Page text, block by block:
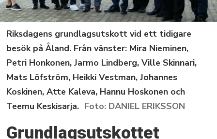
Riksdagens grundlagsutskott vid ett tidigare
besök på Åland. Från vänster: Mira Nieminen,
Petri Honkonen, Jarmo Lindberg, Ville Skinnari,
Mats Löfström, Heikki Vestman, Johannes
Koskinen, Atte Kaleva, Hannu Hoskonen och
Teemu Keskisarja.
DANIEL ERIKSSON
Grundlagsutskottet